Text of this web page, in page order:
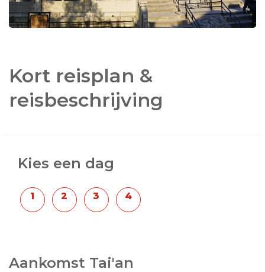
Learning" , de teksten die aan Confucius worden
toegeschreven, u zult het allemaal zelf gaan
Bij de stad Tai'an, slechts anderhalf uur van Qufu
vandaan, ligt de legendarische heilige
want dit is de plek waar de zielen bijeenkomen in
het hiernamaals. Een klim naar boven reinigt en
bezielt. En als u de top bereikt zult u 100 jaar oud
nog op?
Ps: Maurice vanBNN 3 Op Reis
door Dimsum Reizen in 2017.
Kort reisplan &
reisbeschrijving
Kies een dag
Aankomst Tai'an